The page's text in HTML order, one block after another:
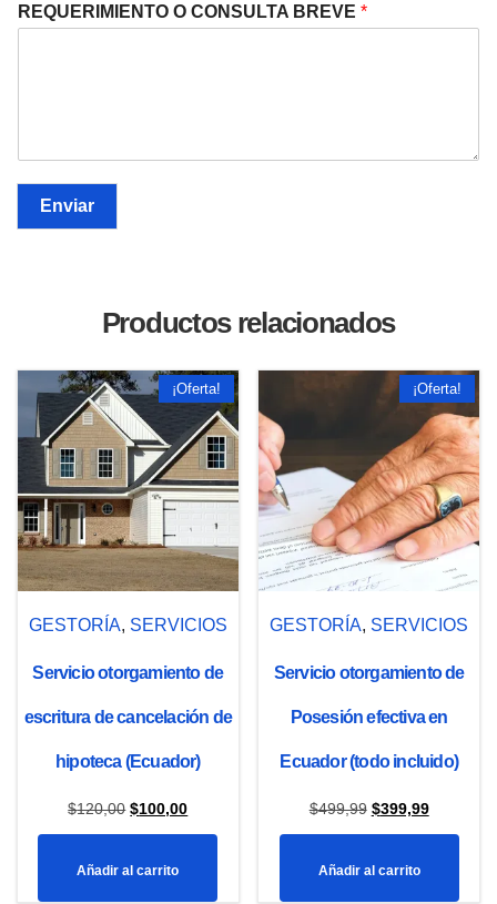
REQUERIMIENTO O CONSULTA BREVE *
Enviar
Productos relacionados
¡Oferta!
GESTORÍA, SERVICIOS
Servicio otorgamiento de
escritura de cancelación de
hipoteca (Ecuador)
$120,00 El
original
$100,00El
precio
Añadir al carrito
¡Oferta!
GESTORÍA, SERVICIOS
Servicio otorgamiento de
Posesión efectiva en
Ecuador (todo incluido)
$499,99 El
original
$399,99El
precio
Añadir al carrito